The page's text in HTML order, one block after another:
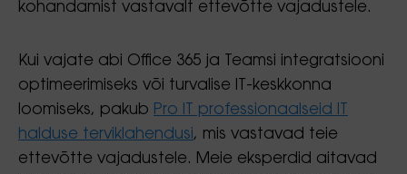
kohandamist vastavalt ettevõtte vajadustele.
Kui vajate abi Office 365 ja Teamsi integratsiooni
optimeerimiseks või turvalise IT-keskkonna
loomiseks, pakub Pro IT professionaalseid IT
halduse terviklahendusi, mis vastavad teie
ettevõtte vajadustele. Meie eksperdid aitavad